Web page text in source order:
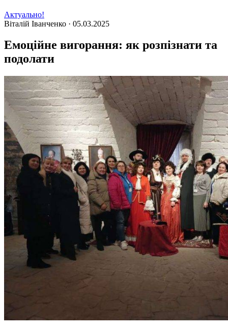
Актуально!
Віталій Іванченко · 05.03.2025
Емоційне вигорання: як розпізнати та
подолати